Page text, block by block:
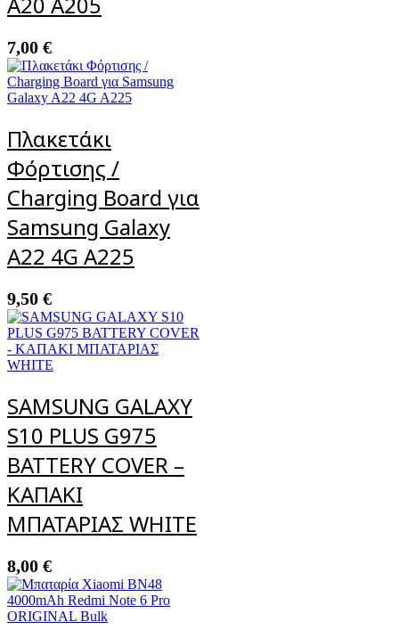
7,00 €
Πλακετάκι
Φόρτισης /
Charging Board για
Samsung Galaxy
A22 4G A225
9,50 €
SAMSUNG GALAXY
S10 PLUS G975
BATTERY COVER –
ΚΑΠΑΚΙ
ΜΠΑΤΑΡΙΑΣ WHITE
8,00 €